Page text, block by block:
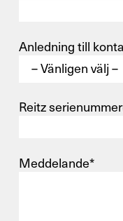
Anledning till
Reitz serienummer
Meddelande*